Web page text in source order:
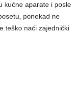
kućne aparate i posle
ponekad ne
teško naći zajednički